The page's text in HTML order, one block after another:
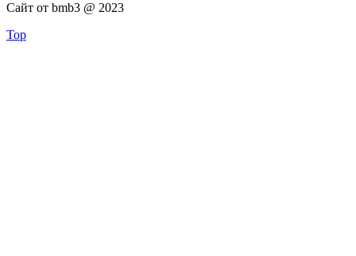
Сайт от bmb3 @ 2023
Top